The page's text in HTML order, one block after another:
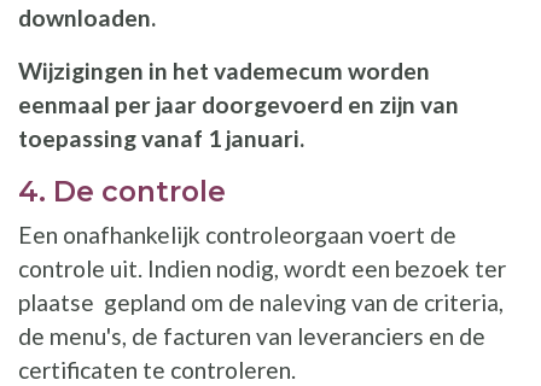
downloaden.
Wijzigingen in het vademecum worden
eenmaal per jaar doorgevoerd en zijn van
toepassing vanaf 1 januari.
4. De controle
Een onafhankelijk controleorgaan voert de
controle uit. Indien nodig, wordt een bezoek ter
plaatse gepland om de naleving van de criteria,
de menu's, de facturen van leveranciers en de
certificaten te controleren.